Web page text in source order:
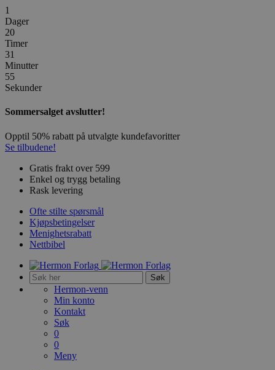
1
Dager
20
Timer
31
Minutter
55
Sekunder
Sommersalget avslutter!
Opptil 50% rabatt på utvalgte kundefavoritter
Se tilbudene!
Gratis frakt over 599
Enkel og trygg betaling
Rask levering
Ofte stilte spørsmål
Kjøpsbetingelser
Menighetsrabatt
Nettbibel
Søk
Hermon-venn
Min konto
Kontakt
Søk
0
0
Meny